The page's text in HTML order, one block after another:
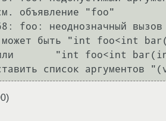
неоднозначный вызов
)